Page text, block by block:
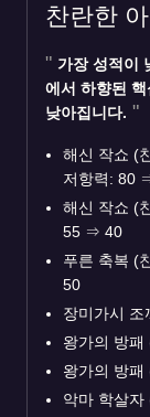
찬란한
가장 성적이
에서 하향된
낮아집니다.
해신 작쇼 (
저항력: 80
해신 작쇼 (
55 ⇒ 40
푸른 축복 (
50
장미가시
왕가의 방
왕가의 방
악마 학살